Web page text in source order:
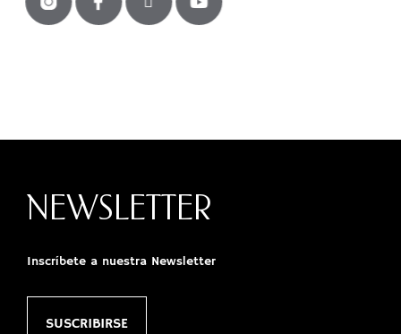
NEWSLETTER
Inscríbete a nuestra Newsletter
SUSCRIBIRSE